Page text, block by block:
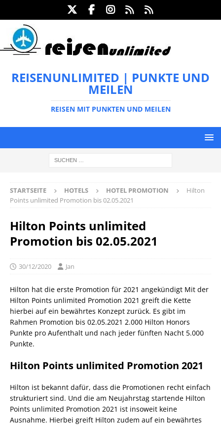
REISENUNLIMITED | PUNKTE UND
MEILEN
REISEN MIT PUNKTEN UND MEILEN
STARTSEITE HOTELS HOTEL PROMOTION
Hilton
Points unlimited Promotion bis 02.05.2021
Hilton Points unlimited
Promotion bis 02.05.2021
30/12/2020 Jan
Hilton hat die erste Promotion für 2021 angekündigt Mit der
Hilton Points unlimited Promotion 2021 greift die Kette
hierbei auf ein bewährtes Konzept zurück. Es gibt im
Rahmen Promotion bis 02.05.2021 2.000 Hilton Honors
Punkte pro Aufenthalt und nach jeder fünften Nacht 5.000
Punkte.
Hilton Points unlimited Promotion 2021
Hilton ist bekannt dafür, dass die Promotionen recht einfach
strukturiert sind. Und die am Neujahrstag startende Hilton
Points unlimited Promotion 2021 ist insoweit keine
Ausnahme. Hierbei greift Hilton zudem auf ein bewährtes